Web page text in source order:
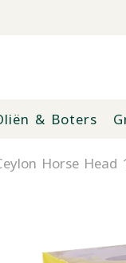
& Boters
Horse Head